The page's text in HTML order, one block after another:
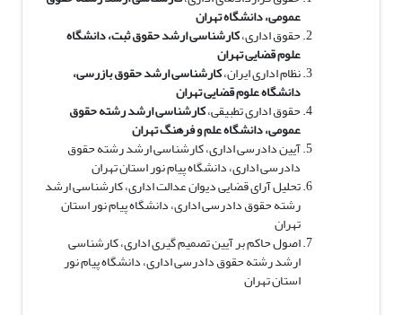
عمومی، دانشگاه تهران
حقوق اداری،کارشناسی ارشد حقوق ثبت، دانشگاه
علوم قضایی تهران
نظام اداری ایران،کارشناسی ارشد حقوق بازرسی،
دانشگاه علوم قضایی تهران
حقوق اداری تطبیقی،کارشناسی ارشد رشته حقوق
عمومی، دانشگاه علم و فرهنگ تهران
آیین دادرسی اداری، کارشناسی ارشد رشته حقوق
دادرسی اداری، دانشگاه پیام نور استان تهران
تحلیل آرای قضایی دیوان عدالت اداری، کارشناسی ارشد
رشته حقوق دادرسی اداری، دانشگاه پیام نور استان
تهران
اصول حاکم بر آیین تصمیم گیری اداری، کارشناسی
ارشد رشته حقوق دادرسی اداری، دانشگاه پیام نور
استان تهران